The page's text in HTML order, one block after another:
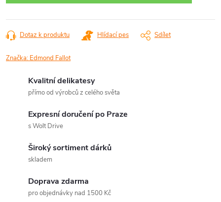
Dotaz k produktu Hlídací pes Sdílet
Značka: Edmond Fallot
Kvalitní delikatesy
přímo od výrobců z celého světa
Expresní doručení po Praze
s Wolt Drive
Široký sortiment dárků
skladem
Doprava zdarma
pro objednávky nad 1500 Kč